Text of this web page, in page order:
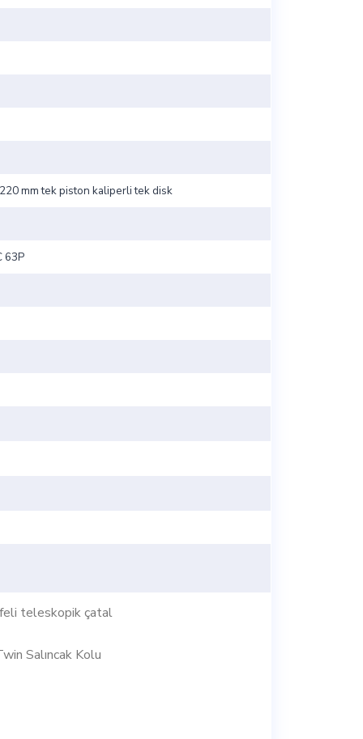
mm tek piston kaliperli tek disk
63P
teleskopik çatal
Salıncak Kolu